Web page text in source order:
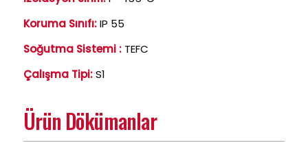
Koruma Sınıfı:IP 55
Soğutma Sistemi : TEFC
Çalışma Tipi:S1
Ürün Dökümanlar